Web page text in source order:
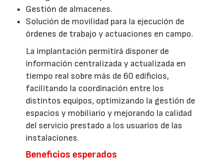
Gestión de almacenes.
Solución de movilidad para la ejecución de
órdenes de trabajo y actuaciones en campo.
La implantación permitirá disponer de
información centralizada y actualizada en
tiempo real sobre más de 60 edificios,
facilitando la coordinación entre los
distintos equipos, optimizando la gestión de
espacios y mobiliario y mejorando la calidad
del servicio prestado a los usuarios de las
instalaciones.
Beneficios esperados